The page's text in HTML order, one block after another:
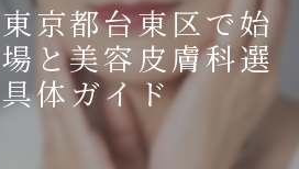
京都台東区で始
と美容皮膚科選
体ガイド